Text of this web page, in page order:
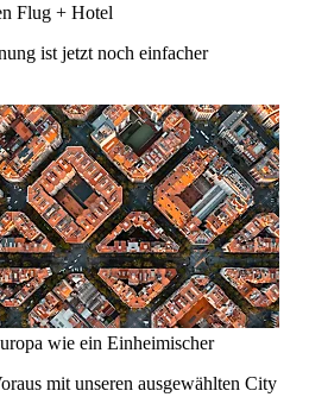
Flug + Hotel
ist jetzt noch einfacher
wie ein Einheimischer
mit unseren ausgewählten City